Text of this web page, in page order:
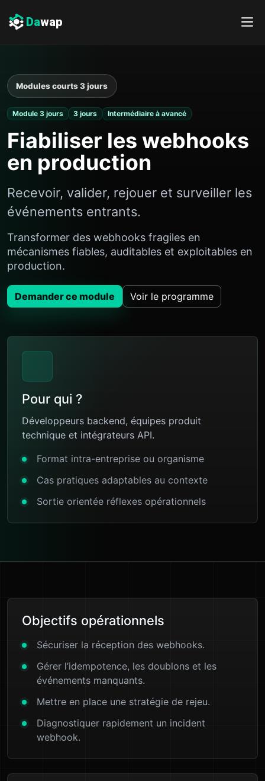
Dawap
Modules courts 3 jours
Module 3 jours 3 jours Intermédiaire à avancé
Fiabiliser les webhooks
en production
Recevoir, valider, rejouer et surveiller les
événements entrants.
Transformer des webhooks fragiles en
mécanismes fiables, auditables et exploitables en
production.
Demander ce module Voir le programme
Pour qui ?
Développeurs backend, équipes produit
technique et intégrateurs API.
Format intra-entreprise ou organisme
Cas pratiques adaptables au contexte
Sortie orientée réflexes opérationnels
Objectifs opérationnels
Sécuriser la réception des webhooks.
Gérer l’idempotence, les doublons et les
événements manquants.
Mettre en place une stratégie de rejeu.
Diagnostiquer rapidement un incident
webhook.